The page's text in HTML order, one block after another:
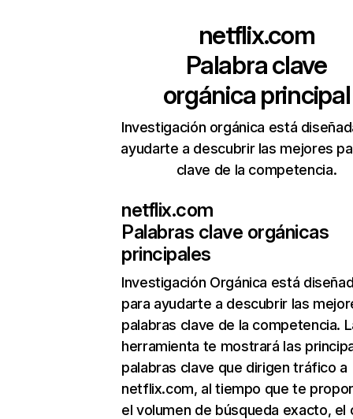
netflix.com
Palabra clave
orgánica principal
Investigación orgánica está
ayudarte a descubrir las mejores
clave de la competencia.
netflix.com
Palabras clave orgánicas
principales
Investigación Orgánica está
para ayudarte a descubrir las
palabras clave de la competencia.
herramienta te mostrará las
palabras clave que dirigen tráfico a
netflix.com, al tiempo que te
el volumen de búsqueda exacto, el